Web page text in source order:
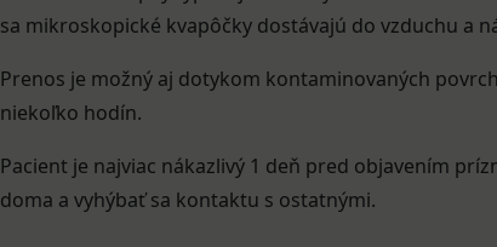
sa mikroskopické kvapôčky dostávajú do vzduchu a
Prenos je možný aj dotykom kontaminovaných
niekoľko hodín.
Pacient je najviac nákazlivý 1 deň pred objavením
doma a vyhýbať sa kontaktu s ostatnými.